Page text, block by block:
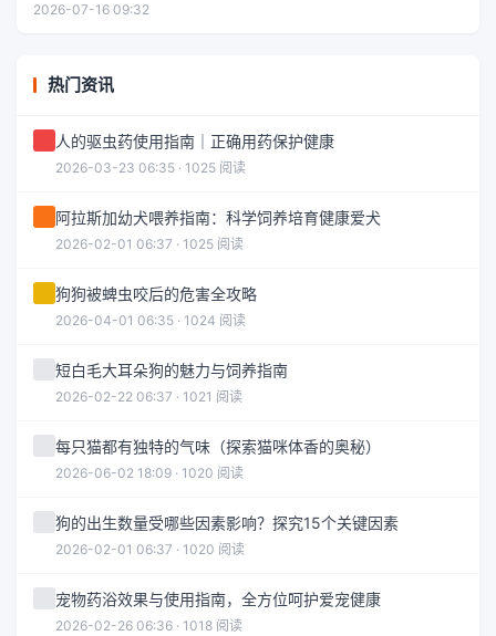
2026-07-16 09:32
热门资讯
人的驱虫药使用指南｜正确用药保护健康
2026-03-23 06:35 · 1025 阅读
阿拉斯加幼犬喂养指南：科学饲养培育健康爱犬
2026-02-01 06:37 · 1025 阅读
狗狗被蜱虫咬后的危害全攻略
2026-04-01 06:35 · 1024 阅读
短白毛大耳朵狗的魅力与饲养指南
2026-02-22 06:37 · 1021 阅读
每只猫都有独特的气味（探索猫咪体香的奥秘）
2026-06-02 18:09 · 1020 阅读
狗的出生数量受哪些因素影响？探究15个关键因素
2026-02-01 06:37 · 1020 阅读
宠物药浴效果与使用指南，全方位呵护爱宠健康
2026-02-26 06:36 · 1018 阅读